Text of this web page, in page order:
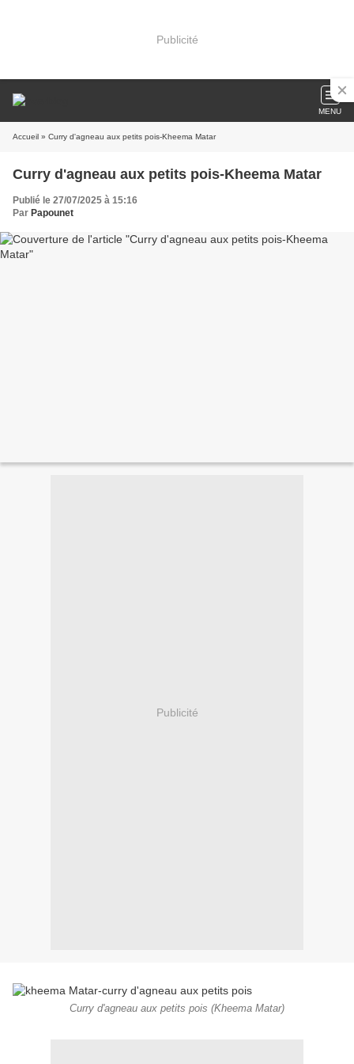
Publicité
MENU
Accueil » Curry d'agneau aux petits pois-Kheema Matar
Curry d'agneau aux petits pois-Kheema Matar
Publié le 27/07/2025 à 15:16
Par Papounet
Publicité
Curry d'agneau aux petits pois (Kheema Matar)